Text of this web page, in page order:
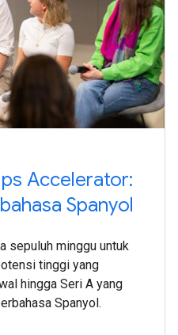
Accelerator:
Spanyol
sepuluh minggu untuk
tinggi yang
hingga Seri A yang
Spanyol.